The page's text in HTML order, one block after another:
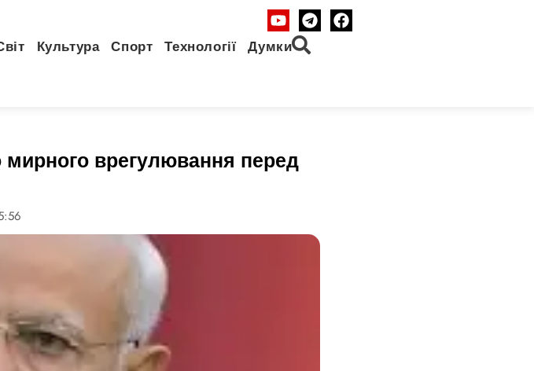
Культура Спорт Технології Думки
мирного врегулювання перед